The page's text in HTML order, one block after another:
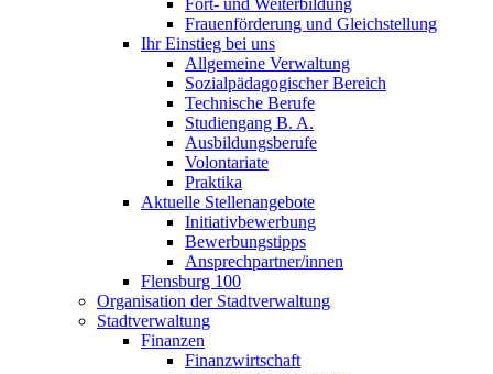
Fort- und Weiterbildung
Frauenförderung und Gleichstellung
Ihr Einstieg bei uns
Allgemeine Verwaltung
Sozialpädagogischer Bereich
Technische Berufe
Studiengang B. A.
Ausbildungsberufe
Volontariate
Praktika
Aktuelle Stellenangebote
Initiativbewerbung
Bewerbungstipps
Ansprechpartner/innen
Flensburg 100
Organisation der Stadtverwaltung
Stadtverwaltung
Finanzen
Finanzwirtschaft